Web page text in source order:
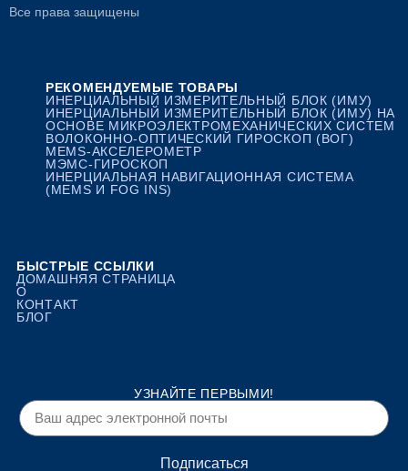
Все права защищены
РЕКОМЕНДУЕМЫЕ ТОВАРЫ
ИНЕРЦИАЛЬНЫЙ ИЗМЕРИТЕЛЬНЫЙ БЛОК (ИМУ)
ИНЕРЦИАЛЬНЫЙ ИЗМЕРИТЕЛЬНЫЙ БЛОК (ИМУ) НА
ОСНОВЕ МИКРОЭЛЕКТРОМЕХАНИЧЕСКИХ СИСТЕМ
ВОЛОКОННО-ОПТИЧЕСКИЙ ГИРОСКОП (ВОГ)
MEMS-АКСЕЛЕРОМЕТР
МЭМС-ГИРОСКОП
ИНЕРЦИАЛЬНАЯ НАВИГАЦИОННАЯ СИСТЕМА
(MEMS И FOG INS)
БЫСТРЫЕ ССЫЛКИ
ДОМАШНЯЯ СТРАНИЦА
О
КОНТАКТ
БЛОГ
УЗНАЙТЕ ПЕРВЫМИ!
Подписаться